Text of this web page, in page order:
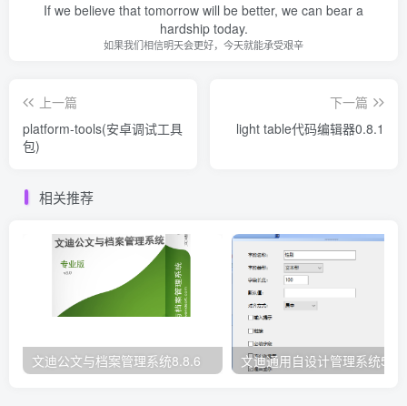
If we believe that tomorrow will be better, we can bear a
hardship today.
如果我们相信明天会更好，今天就能承受艰辛
上一篇
platform-tools(安卓调试工具
包)
下一篇
light table代码编辑器0.8.1
相关推荐
文迪公文与档案管理系统8.8.6 文迪通用自设计管理系统